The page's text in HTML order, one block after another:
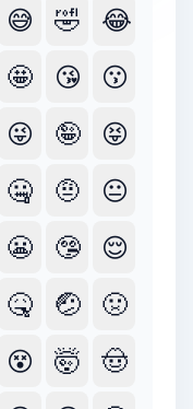
😅 🤣
😂
🤩 😘
😗
😜 🤪
😝
🤐 🤨
😐
😬 🤥
😌
🤒 🤕
🤢
😵 🤯
🤠